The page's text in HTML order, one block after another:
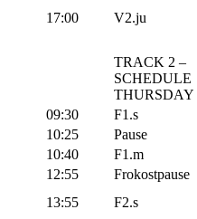
17:00 V2.ju
TRACK 2 –
SCHEDULE
THURSDAY
09:30
F1.s
10:25
Pause
10:40
F1.m
12:55
Frokostpause
13:55
F2.s